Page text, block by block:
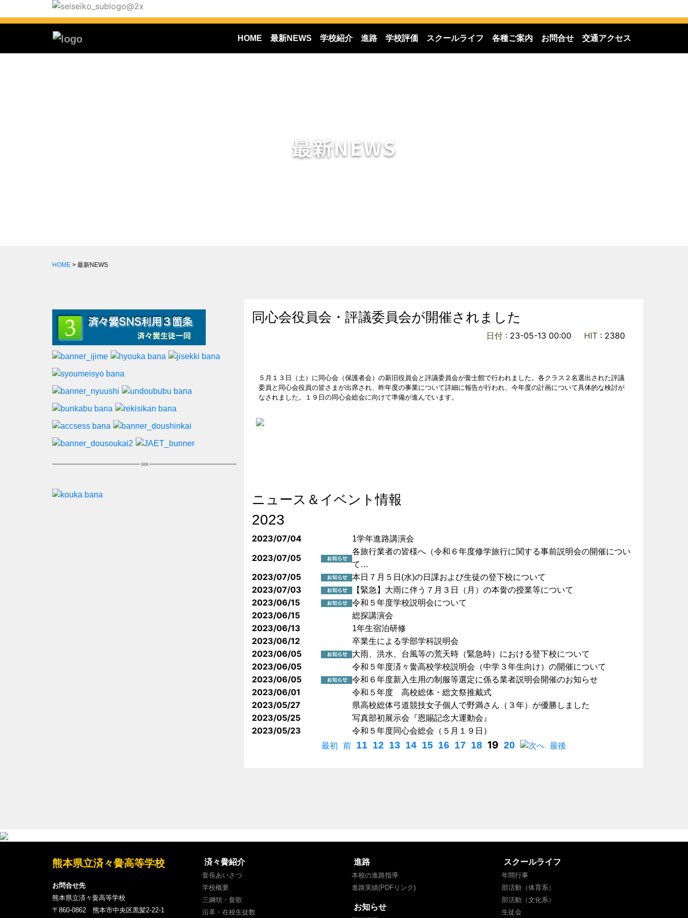
HOME 最新NEWS 学校紹介 進路 学校評価 スクールライフ 各種ご案内 お問合せ 交通アクセス
最新NEWS
HOME > 最新NEWS
同心会役員会・評議委員会が開催されました
日付 : 23-05-13 00:00 HIT : 2380
５月１３日（土）に同心会（保護者会）の新旧役員会と評議委員会が黌士館で行われました。各クラス２名選出された評議
委員と同心会役員の皆さまが出席され、昨年度の事業について詳細に報告が行われ、今年度の計画について具体的な検討が
なされました。１９日の同心会総会に向けて準備が進んでいます。
ニュース＆イベント情報
2023
2023/07/04 1学年進路講演会
2023/07/05
各旅行業者の皆様へ（令和６年度修学旅行に関する事前説明会の開催につい
て…
2023/07/05 本日７月５日(水)の日課および生徒の登下校について
2023/07/03 【緊急】大雨に伴う７月３日（月）の本黌の授業等について
2023/06/15 令和５年度学校説明会について
2023/06/15 総探講演会
2023/06/13 1年生宿泊研修
2023/06/12 卒業生による学部学科説明会
2023/06/05 大雨、洪水、台風等の荒天時（緊急時）における登下校について
2023/06/05 令和５年度済々黌高校学校説明会（中学３年生向け）の開催について
2023/06/05 令和６年度新入生用の制服等選定に係る業者説明会開催のお知らせ
2023/06/01 令和５年度 高校総体・総文祭推戴式
2023/05/27 県高校総体弓道競技女子個人で野満さん（３年）が優勝しました
2023/05/25 写真部初展示会『恩賜記念大運動会』
2023/05/23
令和５年度同心会総会（５月１９日）
最初
前 11 12 13 14 15 16 17 18 19 20 へ 最後
熊本県立済々黌高等学校
お問合せ先
熊本県立済々黌高等学校
〒860-0862 熊本市中央区黒髪2-22-1
済々黌紹介
黌長あいさつ
学校概要
三綱領・黌歌
沿革・在校生徒数
進路
本校の進路指導
進路実績(PDFリンク)
お知らせ
スクールライフ
年間行事
部活動（体育系）
部活動（文化系）
生徒会